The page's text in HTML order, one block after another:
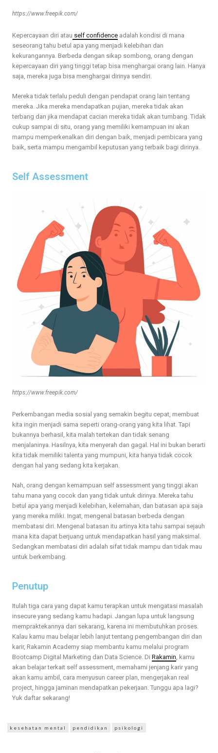
https://www.freepik.com/
Kepercayaan diri atau self confidence adalah kondisi di mana
seseorang tahu betul apa yang menjadi kelebihan dan
kekurangannya. Berbeda dengan sikap sombong, orang dengan
kepercayaan diri yang tinggi tetap bisa menghargai orang lain. Hanya
saja, mereka juga bisa menghargai dirinya sendiri.
Mereka tidak terlalu peduli dengan pendapat orang lain tentang
mereka. Jika mereka mendapatkan pujian, mereka tidak akan
terbang dan jika mendapat cacian mereka tidak akan tumbang. Tidak
cukup sampai di situ, orang yang memiliki kemampuan ini akan
mampu memperkenalkan diri dengan baik, menjadi pembicara yang
baik, serta mampu mengambil keputusan yang terbaik bagi dirinya.
Self Assessment
https://www.freepik.com/
Perkembangan media sosial yang semakin begitu cepat, membuat
kita ingin menjadi sama seperti orang-orang yang kita lihat. Tapi
bukannya berhasil, kita malah tertekan dan tidak senang
menjalaninya. Hasilnya, kita menyerah dan gagal. Hal ini bukan berarti
kita tidak memiliki talenta yang mumpuni, kita hanya tidak cocok
dengan hal yang sedang kita kerjakan.
Nah, orang dengan kemampuan self assessment yang tinggi akan
tahu mana yang cocok dan yang tidak untuk dirinya. Mereka tahu
betul apa yang menjadi kelebihan, kelemahan, dan batasan apa saja
yang mereka miliki. Ingat, mengenal batasan berbeda dengan
membatasi diri. Mengenal batasan itu artinya kita tahu sampai sejauh
mana kita dapat berjuang untuk mendapatkan hasil yang maksimal.
Sedangkan membatasi diri adalah sifat tidak mampu dan tidak mau
untuk berkembang.
Penutup
Itulah tiga cara yang dapat kamu terapkan untuk mengatasi masalah
insecure yang sedang kamu hadapi. Jangan lupa untuk langsung
mempraktekannya dari sekarang, karena ini membutuhkan proses.
Kalau kamu mau belajar lebih lanjut tentang pengembangan diri dan
karir, Rakamin Academy siap membantu kamu melalui program
Bootcamp Digital Marketing dan Data Science. Di Rakamin, kamu
akan belajar terkait self assessment, memahami jenjang karir yang
akan kamu ambil, cara menyusun career plan, mengerjakan real
project, hingga jaminan mendapatkan pekerjaan. Tunggu apa lagi?
Yuk daftar sekarang!
kesehatan mental pendidikan psikologi